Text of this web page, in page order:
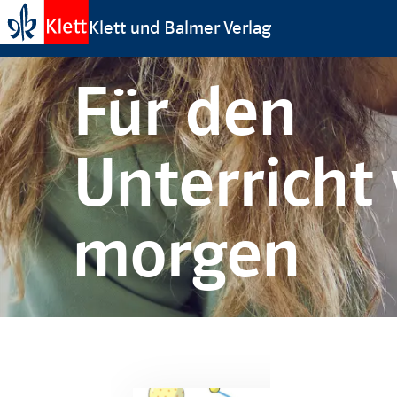
Klett und Balmer Verlag
Für den
Unterricht
morgen